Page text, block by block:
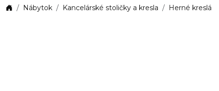
Nábytok Kancelárské stoličky a kresla Herné kreslá